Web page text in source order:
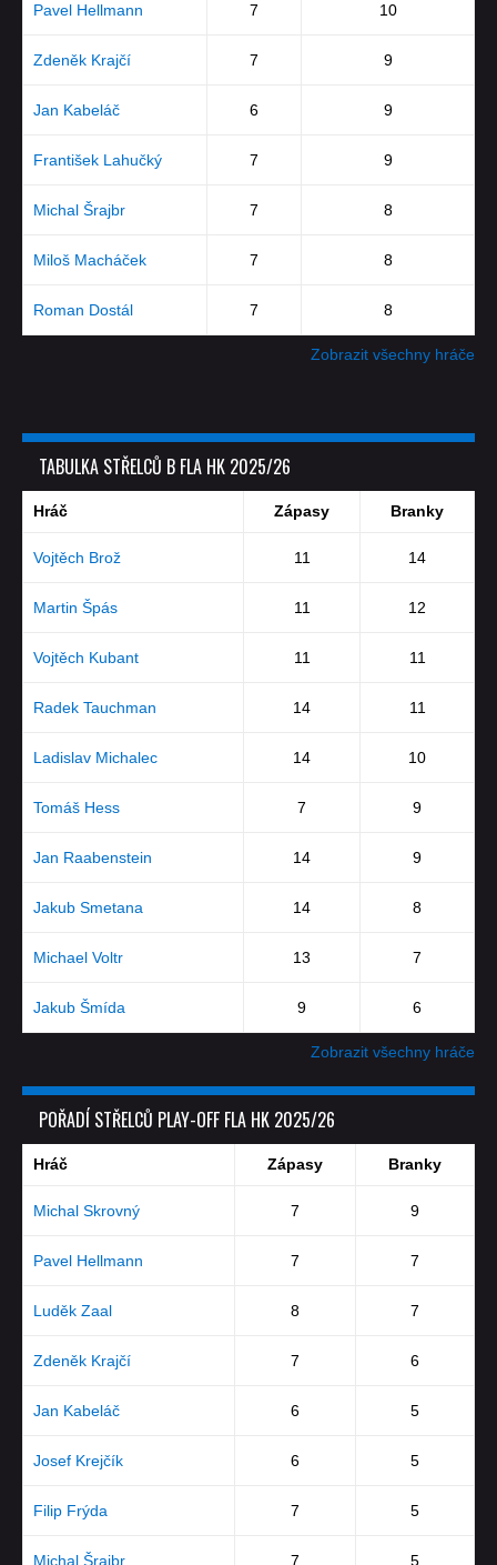
Pavel Hellmann 7 10
Zdeněk Krajčí 7 9
Jan Kabeláč 6 9
František Lahučký 7 9
Michal Šrajbr 7 8
Miloš Macháček 7 8
Roman Dostál 7 8
Zobrazit všechny hráče
TABULKA STŘELCŮ B FLA HK 2025/26
Hráč Zápasy Branky
Vojtěch Brož 11 14
Martin Špás 11 12
Vojtěch Kubant 11 11
Radek Tauchman 14 11
Ladislav Michalec 14 10
Tomáš Hess 7 9
Jan Raabenstein 14 9
Jakub Smetana 14 8
Michael Voltr 13 7
Jakub Šmída 9 6
Zobrazit všechny hráče
POŘADÍ STŘELCŮ PLAY-OFF FLA HK 2025/26
Hráč Zápasy Branky
Michal Skrovný 7 9
Pavel Hellmann 7 7
Luděk Zaal 8 7
Zdeněk Krajčí 7 6
Jan Kabeláč 6 5
Josef Krejčík 6 5
Filip Frýda 7 5
Michal Šrajbr 7 5